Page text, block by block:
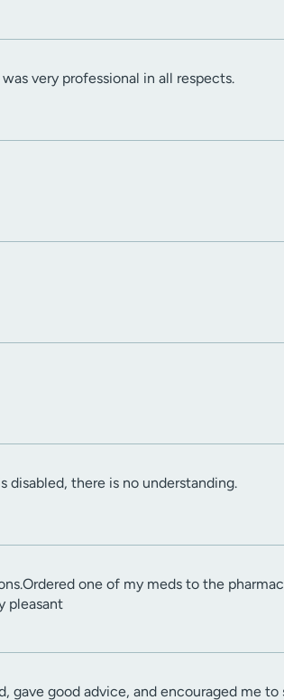
very professional in all respects.
disabled, there is no understanding.
one of my meds to the
pleasant
gave good advice, and encouraged me to